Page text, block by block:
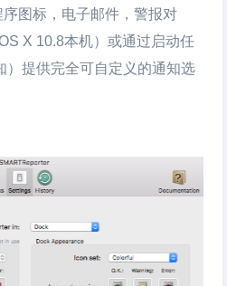
图标，电子邮件，警报对
X 10.8本机）或通过启动任
）提供完全可自定义的通知选